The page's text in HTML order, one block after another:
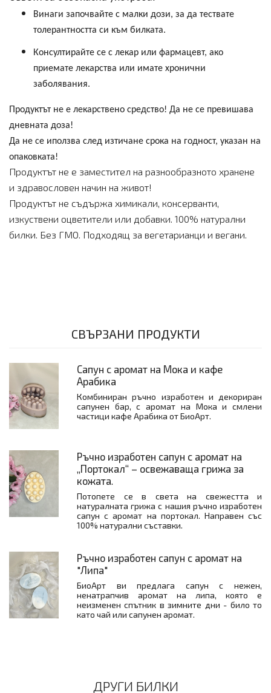
Винаги започвайте с малки дози, за да тествате
толерантността си към билката.
Консултирайте се с лекар или фармацевт, ако
приемате лекарства или имате хронични
заболявания.
Продуктът не е лекарствено средство! Да не се превишава
дневната доза!
Да не се иползва след изтичане срока на годност, указан на
опаковката!
Продуктът не е заместител на разнообразното хранене
и здравословен начин на живот!
Продуктът не съдържа химикали, консерванти,
изкуствени оцветители или добавки. 100% натурални
билки. Без ГМО. Подходящ за вегетарианци и вегани.
СВЪРЗАНИ ПРОДУКТИ
Сапун с аромат на Мока и кафе
Арабика
Комбиниран ръчно изработен и декориран
сапунен бар, с аромат на Мока и смлени
частици кафе Арабика от БиоАрт.
Ръчно изработен сапун с аромат на
„Портокал“ – освежаваща грижа за
кожата.
Потопете се в света на свежестта и
натуралната грижа с нашия ръчно изработен
сапун с аромат на портокал. Направен със
100% натурални съставки.
Ръчно изработен сапун с аромат на
"Липа"
БиоАрт ви предлага сапун с нежен,
ненатрапчив аромат на липа, която е
неизменен спътник в зимните дни - било то
като чай или сапунен аромат.
ДРУГИ БИЛКИ